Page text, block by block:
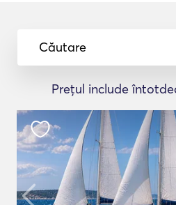
Căutare
Prețul include